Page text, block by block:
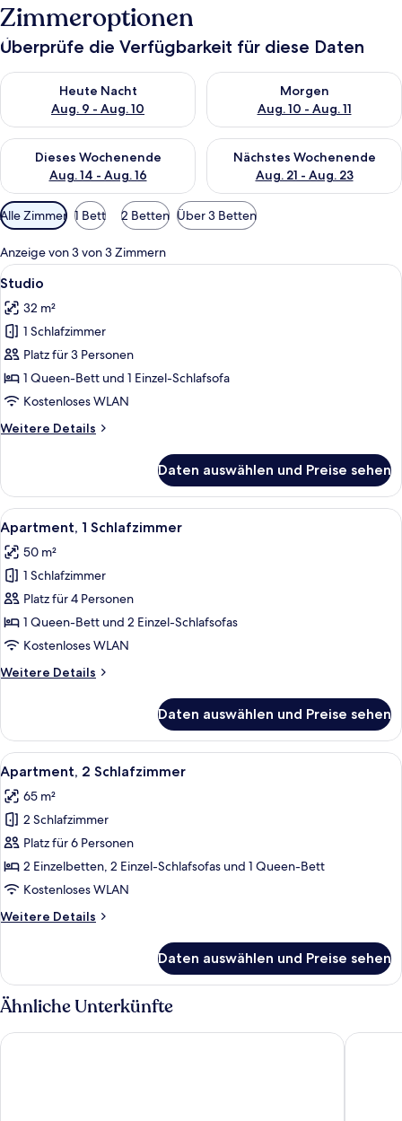
Zimmeroptionen
Überprüfe die Verfügbarkeit für diese Daten
Heute Nacht
Aug. 9 - Aug. 10
Überprüfe die Verfügbarkeit für heute Nacht, Aug. 9 - Aug.
Morgen
Aug. 10 - Aug. 11
Überprüfe die Verfügbarkeit
Dieses Wochenende
Aug. 14 - Aug. 16
Überprüfe die Verfügbarkeit für dieses Wochenende, Aug. 14
Nächstes Wochenende
Aug. 21 - Aug. 23
Überprüfe die Verfügbarkeit
Verfügbare
Filter
für
Zimmer
Alle Zimmer 1 Bett 2 Betten Über 3 Betten
Anzeige von 3 von 3 Zimmern
Alle
Fotos
für
Studio
anzeigen
Ein Hotelzimmer mit einem Bett,
23
Studio
32 m²
1 Schlafzimmer
Platz für 3 Personen
1 Queen-Bett und 1 Einzel-Schlafsofa
Kostenloses WLAN
Weitere Details
Weitere
Daten auswählen und Preise sehen
Alle
Fotos
für
Apartment,
1
Schlafzimmer
anzeigen
Ein modernes Wohnzimmer mit
15
Apartment, 1 Schlafzimmer
50 m²
1 Schlafzimmer
Platz für 4 Personen
1 Queen-Bett und 2 Einzel-Schlafsofas
Kostenloses WLAN
Weitere Details
Weitere
1
Schlafzimmer
Daten auswählen und Preise sehen
Alle
Fotos
für
Apartment,
2 Schlafzimmer
anzeigen
Eine moderne Wohnung mit
18
Apartment, 2 Schlafzimmer
65 m²
2 Schlafzimmer
Platz für 6 Personen
2 Einzelbetten, 2 Einzel-Schlafsofas und 1 Queen-Bett
Kostenloses WLAN
Weitere Details
Weitere
2 Schlafzimmer
Daten auswählen und Preise sehen
Ähnliche Unterkünfte
The Alley Hotel Greka